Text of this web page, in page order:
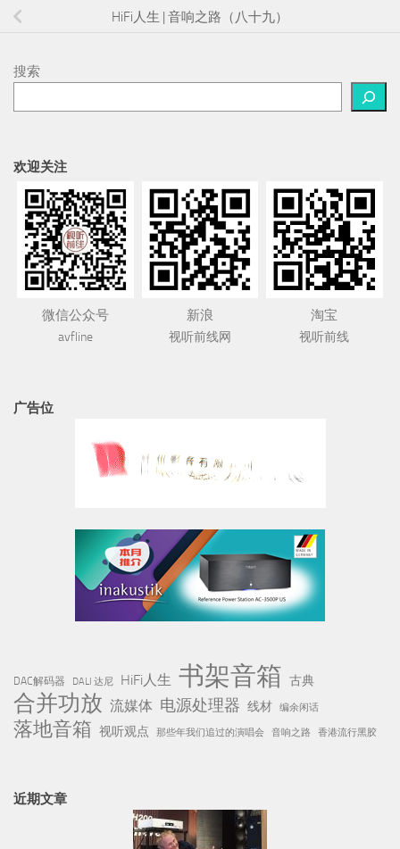
HiFi人生 | 音响之路（八十九）
搜索
欢迎关注
微信公众号
avfline
新浪
视听前线网
淘宝
视听前线
广告位
DAC解码器 DALI 达尼 HiFi人生 书架音箱 古典
合并功放 流媒体 电源处理器 线材 编余闲话
落地音箱 视听观点 那些年我们追过的演唱会 音响之路 香港流行黑胶
近期文章